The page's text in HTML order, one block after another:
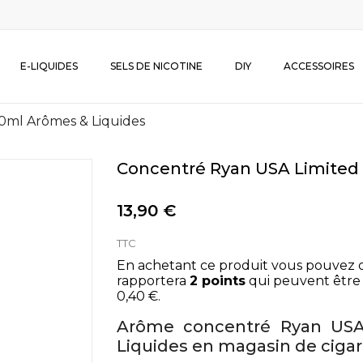
E-LIQUIDES SELS DE NICOTINE DIY ACCESSOIRES
Arômes & Liquides
Concentré Ryan USA
13,90 €
TTC
En achetant ce produit vous pouvez
rapportera 2 points qui peuvent
0,40 €.
Arôme concentré Ryan
Liquides en magasin de